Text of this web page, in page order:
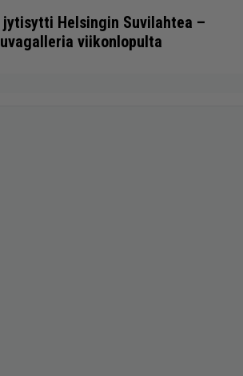
jytisytti Helsingin Suvilahtea –
viikonlopulta